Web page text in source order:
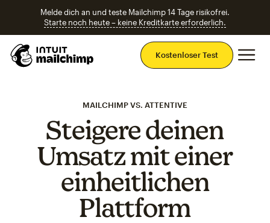
Melde dich an und teste Mailchimp 14 Tage risikofrei.
Starte noch heute – keine Kreditkarte erforderlich.
Kostenloser Test
MAILCHIMP VS. ATTENTIVE
Steigere deinen
Umsatz mit einer
einheitlichen
Plattform